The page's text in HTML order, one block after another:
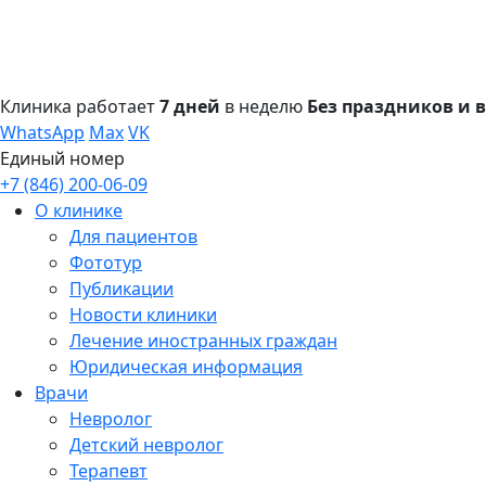
Клиника работает7 дней в неделю Без праздников и
WhatsApp MaxVK
Единый номер
+7 (846) 200-06-09
О клинике
Для пациентов
Фототур
Публикации
Новости клиники
Лечение иностранных граждан
Юридическая информация
Врачи
Невролог
Детский невролог
Терапевт